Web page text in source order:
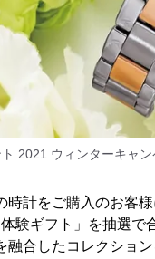
2021 ウィンターキャン
計をご購入のお客
験ギフト」を抽選で
合したコレクショ